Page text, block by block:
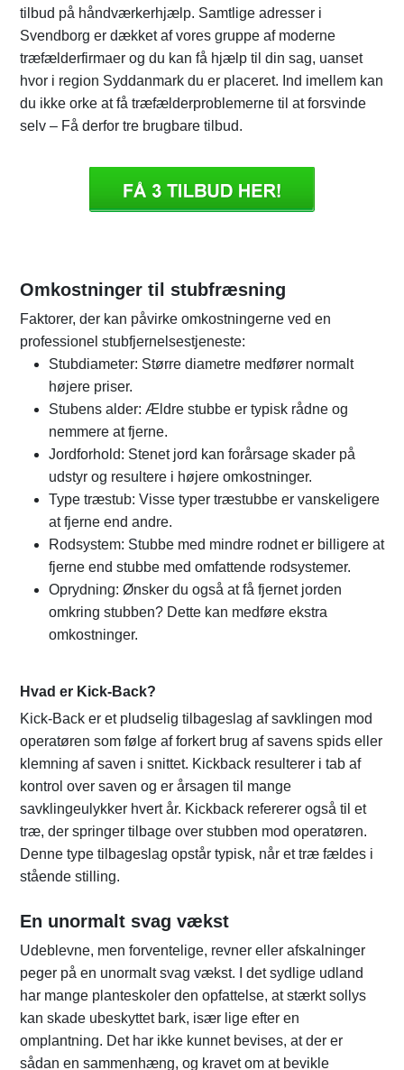
tilbud på håndværkerhjælp. Samtlige adresser i
Svendborg er dækket af vores gruppe af moderne
træfælderfirmaer og du kan få hjælp til din sag, uanset
hvor i region Syddanmark du er placeret. Ind imellem kan
du ikke orke at få træfælderproblemerne til at forsvinde
selv – Få derfor tre brugbare tilbud.
Omkostninger til stubfræsning
Faktorer, der kan påvirke omkostningerne ved en
professionel stubfjernelsestjeneste:
Stubdiameter: Større diametre medfører normalt
højere priser.
Stubens alder: Ældre stubbe er typisk rådne og
nemmere at fjerne.
Jordforhold: Stenet jord kan forårsage skader på
udstyr og resultere i højere omkostninger.
Type træstub: Visse typer træstubbe er vanskeligere
at fjerne end andre.
Rodsystem: Stubbe med mindre rodnet er billigere at
fjerne end stubbe med omfattende rodsystemer.
Oprydning: Ønsker du også at få fjernet jorden
omkring stubben? Dette kan medføre ekstra
omkostninger.
Hvad er Kick-Back?
Kick-Back er et pludselig tilbageslag af savklingen mod
operatøren som følge af forkert brug af savens spids eller
klemning af saven i snittet. Kickback resulterer i tab af
kontrol over saven og er årsagen til mange
savklingeulykker hvert år. Kickback refererer også til et
træ, der springer tilbage over stubben mod operatøren.
Denne type tilbageslag opstår typisk, når et træ fældes i
stående stilling.
En unormalt svag vækst
Udeblevne, men forventelige, revner eller afskalninger
peger på en unormalt svag vækst. I det sydlige udland
har mange planteskoler den opfattelse, at stærkt sollys
kan skade ubeskyttet bark, især lige efter en
omplantning. Det har ikke kunnet bevises, at der er
sådan en sammenhæng, og kravet om at bevikle